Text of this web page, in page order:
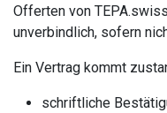
Offerten von
unverbindlich, sofern
Ein Vertrag kommt
schriftliche